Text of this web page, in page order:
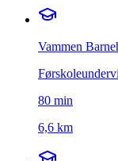
Vammen
80 min
6,6 km